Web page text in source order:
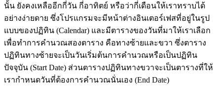
นั้น ยังคงเหลืออีกกี่วัน กี่อาทิตย์ หรือว่ากี่เดือนให้เราทราบได้
อย่างง่ายดาย ซึ่งโปรแกรมจะมีหน้าต่างอินเตอร์เฟสที่อยู่ในรูป
แบบของปฏิทิน (Calendar) และมีตารางของวันที่มาให้เราเลือก
เพื่อทำการคำนวณสองตาราง คือทางซ้ายและขวา ซึ่งตาราง
ปฏิทินทางซ้ายจะเป็นวันเริ่มต้นการคำนวณหรือเป็นปฏิทิน
ปัจจุบัน (Start Date) ส่วนตารางปฏิทินทางขวาจะเป็นตารางที่ให้
เรากำหนดวันที่ต้องการคำนวณนั่นเอง (End Date)